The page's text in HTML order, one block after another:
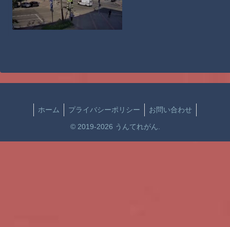
ホーム プライバシーポリシー お問い合わせ
© 2019-2026 うんてれがん.